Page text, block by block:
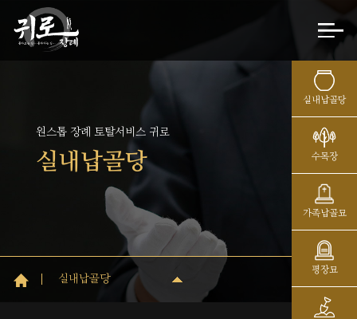
실내납골당
수목장
가족납골묘
평장묘
원스톱 장례 토탈서비스 귀로
실내납골당
실내납골당